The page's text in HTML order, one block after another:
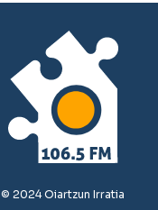
© 2024 Oiartzun Irratia